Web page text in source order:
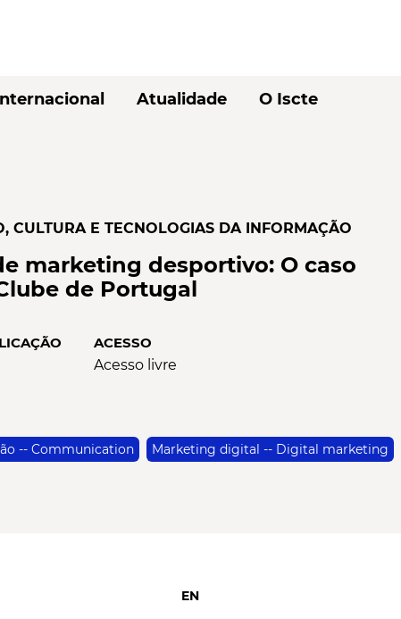
Atualidade O Iscte
CULTURA E TECNOLOGIAS DA INFORMAÇÃO
marketing desportivo: O caso
de Portugal
ACESSO
Acesso livre
-- Communication
Marketing digital -- Digital marketing
EN